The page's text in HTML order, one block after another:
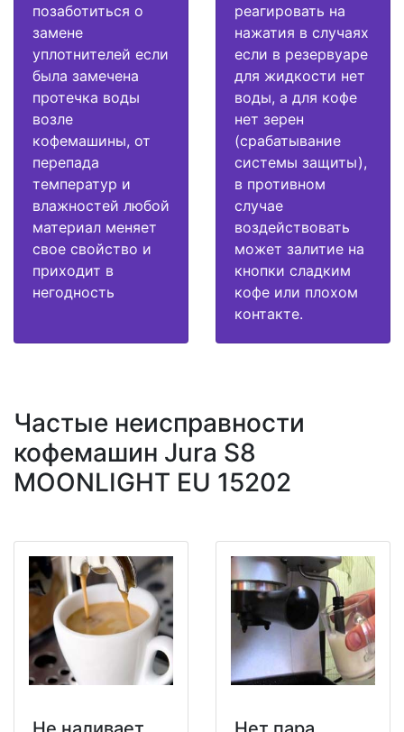
позаботиться о
замене
уплотнителей если
была замечена
протечка воды
возле
кофемашины, от
перепада
температур и
влажностей любой
материал меняет
свое свойство и
приходит в
негодность
реагировать на
нажатия в случаях
если в резервуаре
для жидкости нет
воды, а для кофе
нет зерен
(срабатывание
системы защиты),
в противном
случае
воздействовать
может залитие на
кнопки сладким
кофе или плохом
контакте.
Частые неисправности
кофемашин Jura S8
MOONLIGHT EU 15202